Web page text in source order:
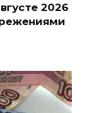
2026